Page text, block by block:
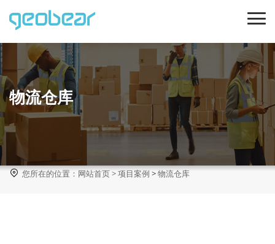
物流仓库
 您所在的位置： 网站首页>项目案例 >物流仓库